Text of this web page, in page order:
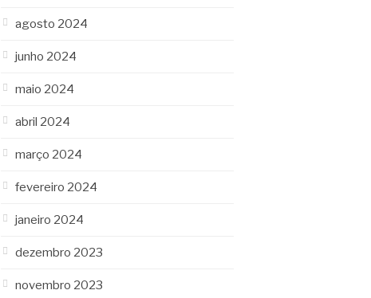
agosto 2024
junho 2024
maio 2024
abril 2024
março 2024
fevereiro 2024
janeiro 2024
dezembro 2023
novembro 2023